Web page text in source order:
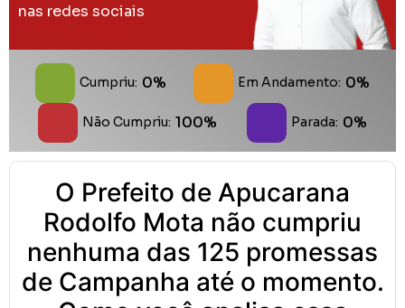
nas redes sociais
Cumpriu: 0% Em Andamento: 0%
Não Cumpriu: 100% Parada: 0%
O Prefeito de Apucarana
Rodolfo Mota não cumpriu
nenhuma das 125 promessas
de Campanha até o momento.